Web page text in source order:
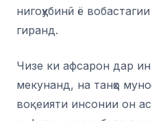
нигоҳубинӣ ё
гиранд.
Чизе ки афсарон дар ин
мекунанд, на танҳо
воқеияти инсонии он